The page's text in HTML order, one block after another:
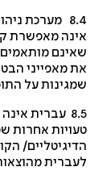
8.4 מערכת ניהול
מאפשרת
מותאמים
מאפייני הבטיחות,
על התוכן
8.5 עברית אינה
אחרות
מהוצאות